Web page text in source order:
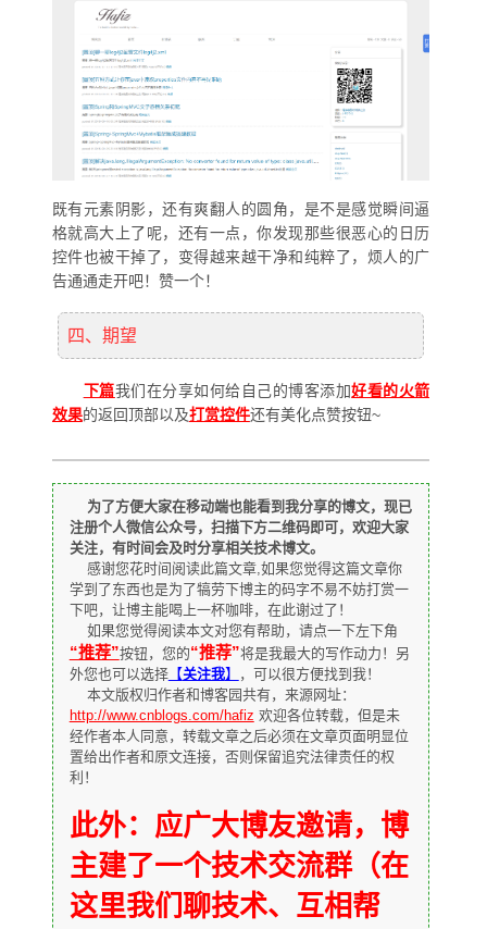
既有元素阴影，还有爽翻人的圆角，是不是感觉瞬间逼
格就高大上了呢，还有一点，你发现那些很恶心的日历
控件也被干掉了，变得越来越干净和纯粹了，烦人的广
告通通走开吧！赞一个！
四、期望
下篇我们在分享如何给自己的博客添加好看的火箭
效果的返回顶部以及打赏控件还有美化点赞按钮~
为了方便大家在移动端也能看到我分享的博文，现已
注册个人微信公众号，扫描下方二维码即可，欢迎大家
关注，有时间会及时分享相关技术博文。
感谢您花时间阅读此篇文章,如果您觉得这篇文章你
学到了东西也是为了犒劳下博主的码字不易不妨打赏一
下吧，让博主能喝上一杯咖啡，在此谢过了！
如果您觉得阅读本文对您有帮助，请点一下左下角
“推荐”按钮，您的“推荐”将是我最大的写作动力！另
外您也可以选择【关注我】
，可以很方便找到我！
本文版权归作者和博客园共有，来源网址：
http://www.cnblogs.com/hafiz 欢迎各位转载，但是未
经作者本人同意，转载文章之后必须在文章页面明显位
置给出作者和原文连接，否则保留追究法律责任的权
利！
此外：应广大博友邀请，博
主建了一个技术交流群（在
这里我们聊技术、互相帮